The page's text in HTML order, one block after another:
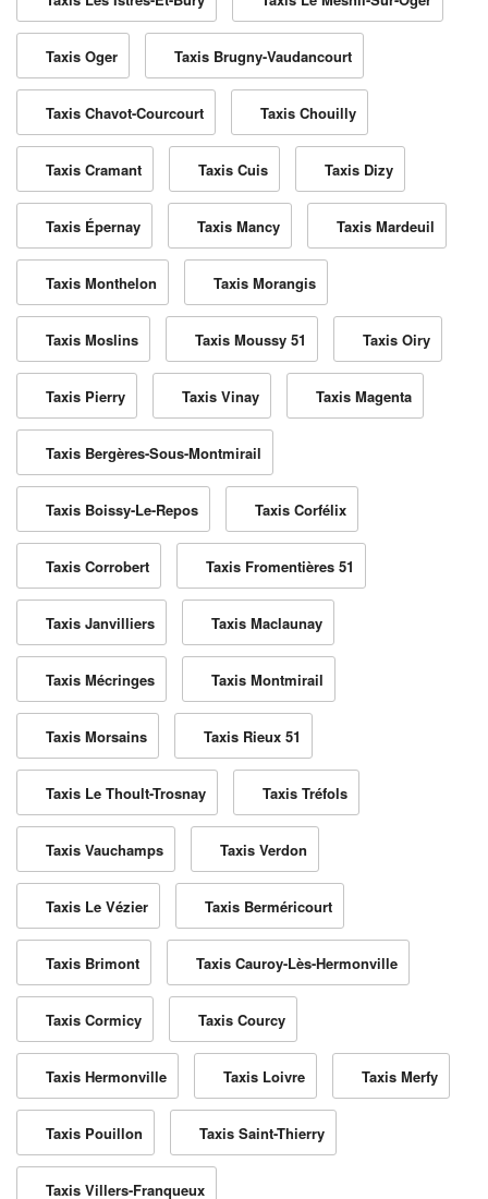
Taxis Oger Taxis Brugny-Vaudancourt
Taxis Chavot-Courcourt Taxis Chouilly
Taxis Cramant Taxis Cuis Taxis Dizy
Taxis Épernay Taxis Mancy Taxis Mardeuil
Taxis Monthelon Taxis Morangis
Taxis Moslins Taxis Moussy 51 Taxis Oiry
Taxis Pierry Taxis Vinay Taxis Magenta
Taxis Bergères-Sous-Montmirail
Taxis Boissy-Le-Repos Taxis Corfélix
Taxis Corrobert Taxis Fromentières 51
Taxis Janvilliers Taxis Maclaunay
Taxis Mécringes Taxis Montmirail
Taxis Morsains Taxis Rieux 51
Taxis Le Thoult-Trosnay Taxis Tréfols
Taxis Vauchamps Taxis Verdon
Taxis Le Vézier Taxis Berméricourt
Taxis Brimont Taxis Cauroy-Lès-Hermonville
Taxis Cormicy Taxis Courcy
Taxis Hermonville Taxis Loivre Taxis Merfy
Taxis Pouillon Taxis Saint-Thierry
Taxis Villers-Franqueux